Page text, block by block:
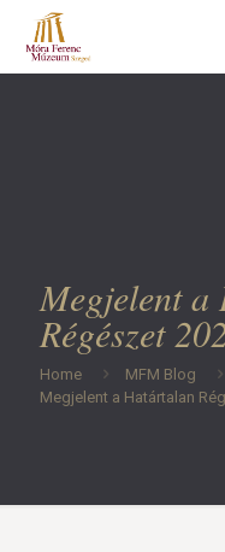
Megjelent
Régészet
Home MFM Blog
Megjelent a Határtalan